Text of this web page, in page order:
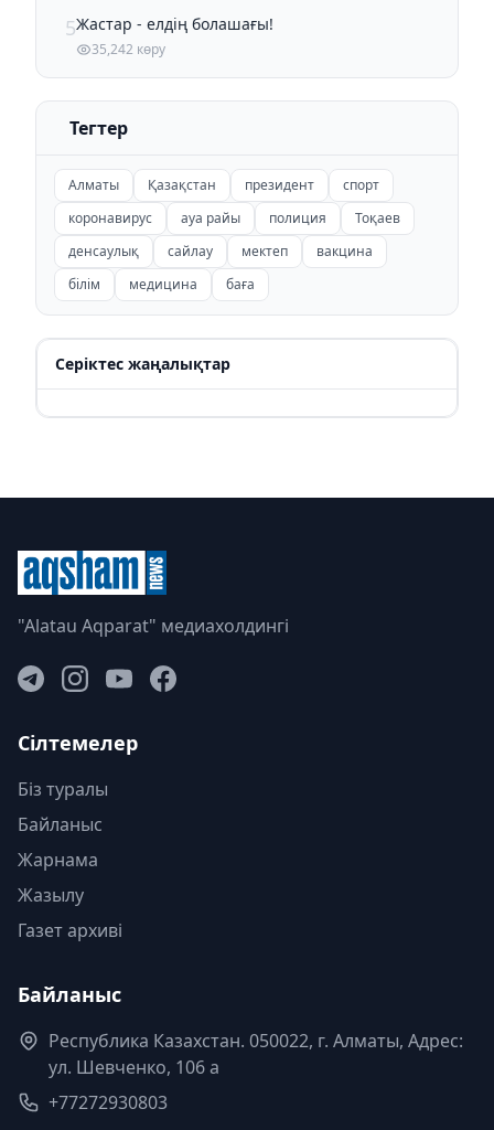
5Жастар - елдің болашағы!
35,242 көру
Тегтер
Алматы Қазақстан президент
спорт
коронавирус
ауа райы полиция
Тоқаев
денсаулық
сайлау мектеп
вакцина
білім
медицина баға
Серіктес жаңалықтар
"Alatau Aqparat" медиахолдингі
Сілтемелер
Біз туралы
Байланыс
Жарнама
Жазылу
Газет архиві
Байланыс
Республика Казахстан. 050022, г. Алматы, Адрес:
ул. Шевченко, 106 а
+77272930803